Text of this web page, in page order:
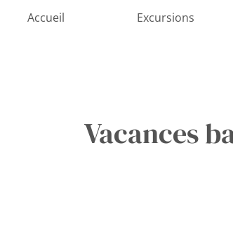
Accueil Excursions
Vacances